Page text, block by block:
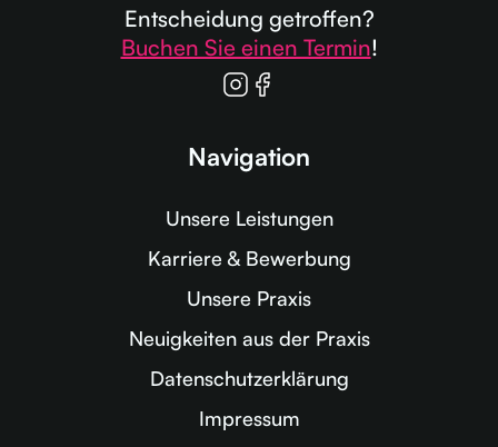
Entscheidung getroffen?
Buchen Sie einen Termin!
Navigation
Unsere Leistungen
Karriere & Bewerbung
Unsere Praxis
Neuigkeiten aus der Praxis
Datenschutzerklärung
Impressum